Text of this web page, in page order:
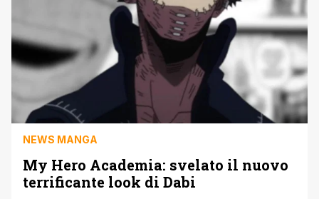
NEWS MANGA
My Hero Academia: svelato il nuovo
terrificante look di Dabi